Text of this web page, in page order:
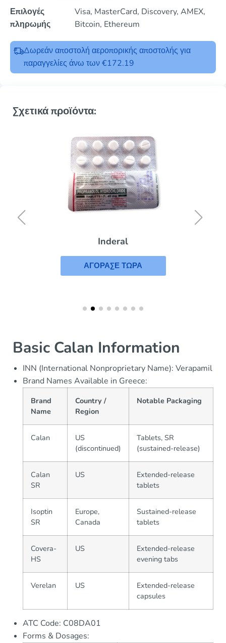
Επιλογές
πληρωμής
Visa, MasterCard, Discovery, AMEX,
Bitcoin, Ethereum
Δωρεάν αποστολή αεροπορικής αποστολής για
παραγγελίες άνω των €172.19
Σχετικά προϊόντα:
Inderal
ΑΓΟΡΑΣΕ ΤΩΡΑ
Basic Calan Information
INN (International Nonproprietary Name): Verapamil
Brand Names Available in Greece:
Brand
Name
Country /
Region
Notable Packaging
Calan
US
(discontinued)
Tablets, SR
(sustained-release)
Calan
SR
US
Extended-release
tablets
Isoptin
SR
Europe,
Canada
Sustained-release
tablets
Covera-
HS
US
Extended-release
evening tabs
Verelan US
Extended-release
capsules
ATC Code: C08DA01
Forms & Dosages: